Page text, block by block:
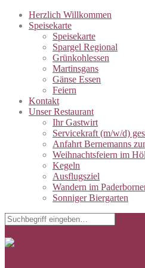
Herzlich Willkommen
Speisekarte
Speisekarte
Spargel Regional
Grünkohlessen
Martinsgans
Gänse Essen
Feiern
Kontakt
Unser Restaurant
Ihr Gastwirt
Servicekraft (m/w/d)
Anfahrt Bernemanns
Weihnachtsfeiern im
Kegeln
Ausflugsziel
Wandern im
Sonniger Biergarten